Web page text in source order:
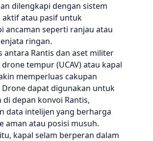
dilengkapi dengan sistem
aktif atau pasif untuk
ancaman seperti ranjau atau
ringan.
antara Rantis dan aset militer
tempur (UCAV) atau kapal
memperluas cakupan
Drone dapat digunakan untuk
depan konvoi Rantis,
data intelijen yang berharga
aman atau posisi musuh.
kapal selam berperan dalam